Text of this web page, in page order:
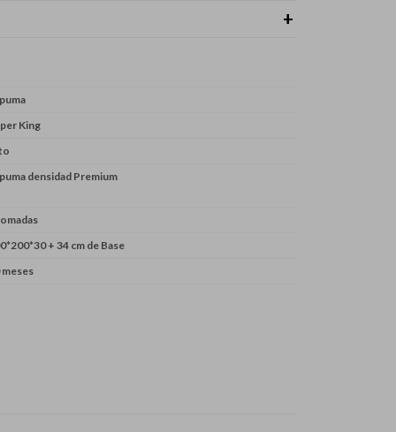
King
densidad Premium
+ 34 cm de Base
meses